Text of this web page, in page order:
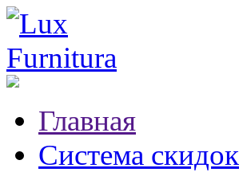
Главная
Система скидок